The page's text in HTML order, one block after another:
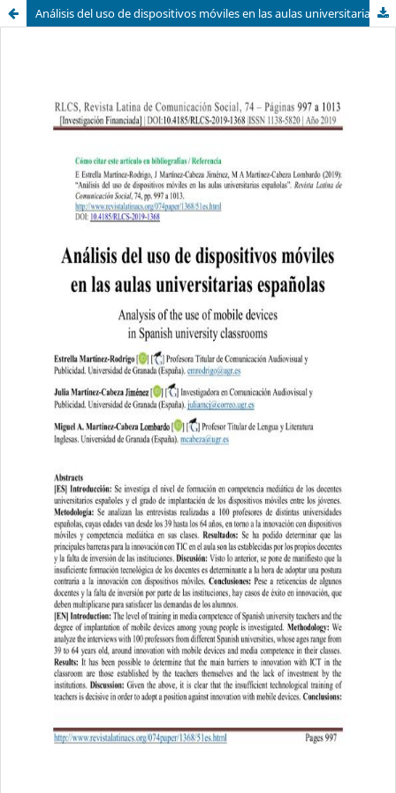
Análisis del uso de dispositivos móviles en las aulas universitarias españolas